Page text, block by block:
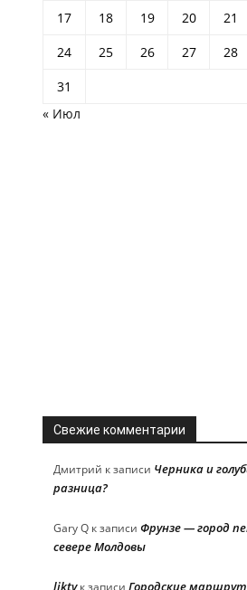
17
18 19 20 21
24
25 26 27 28
31
« Июл
Свежие комментарии
Дмитрий к записи Черника и
разница?
Gary Q к записи Фрунзе — город
севере Молдовы
liktvк записи Городские